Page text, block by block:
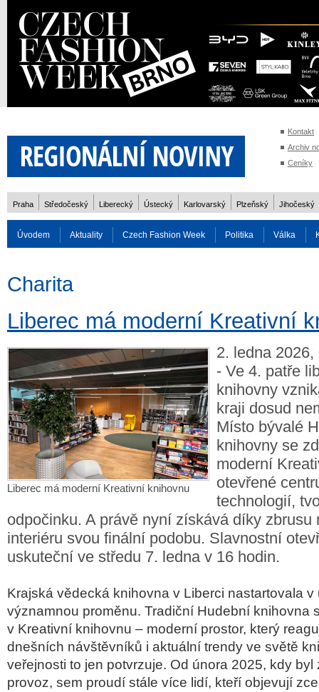
Kontakt
Archiv
Ceníky
Praha Středočeský Liberecký Ústecký Karlovarský Plzeňský Jihočeský
Úvodem Aktuality Czech Fashion Week Politika Válka
Charita
Liberec má moderní Kreativní
Liberec má moderní Kreativní knihovnu
2. ledna
- Ve 4. patře
knihovny
kraji dosud
Místo bývalé
knihovny se
moderní
otevřené
technologií,
odpočinku. A právě nyní získává díky zbrusu
interiéru svou finální podobu. Slavnostní
uskuteční ve středu 7. ledna v 16 hodin.
Krajská vědecká knihovna v Liberci nastartovala v
významnou proměnu. Tradiční Hudební knihovna
v Kreativní knihovnu – moderní prostor, který
dnešních návštěvníků i aktuální trendy ve světě
veřejnosti to jen potvrzuje. Od února 2025, kdy
provoz, sem proudí stále více lidí, kteří objevují